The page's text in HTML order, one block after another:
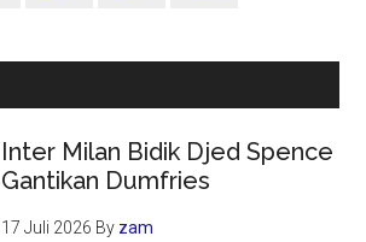
Pegunungan
Inter Milan Bidik Djed Spence
Gantikan Dumfries
17 Juli 2026 By zam